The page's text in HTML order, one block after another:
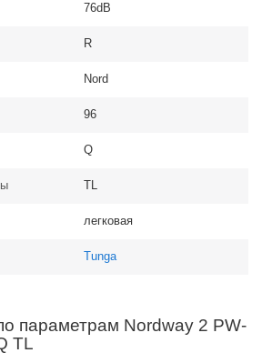
76dB
R
Nord
96
Q
TL
легковая
Tunga
параметрам Nordway 2 PW-
TL